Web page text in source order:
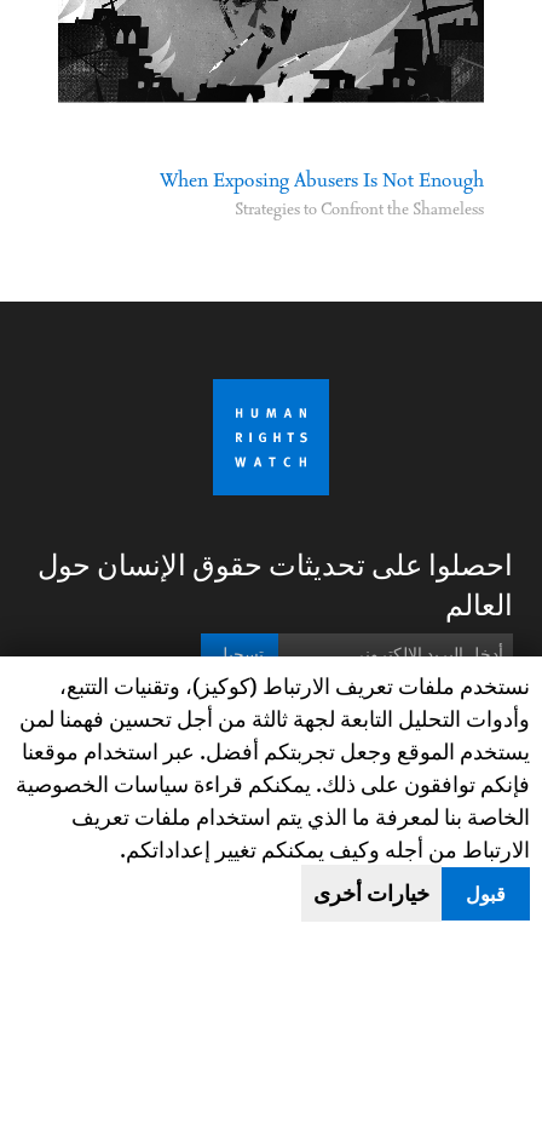
When Exposing Abusers Is Not Enough
Strategies to Confront the Shameless
احصلوا على تحديثات حقوق الإنسان حول
العالم
تسجيل
ابقوا على اتصال BlueSky
X
Footer
menu
خريطة الموقع Text Version
© 2026 Human Rights Watch
Human Rights Watch cookie preferences
نستخدم ملفات تعريف الارتباط (كوكيز)، وتقنيات التتبع،
وأدوات التحليل التابعة لجهة ثالثة من أجل تحسين فهمنا لمن
يستخدم الموقع وجعل تجربتكم أفضل. عبر استخدام موقعنا
فإنكم توافقون على ذلك. يمكنكم قراءة سياسات الخصوصية
الخاصة بنا لمعرفة ما الذي يتم استخدام ملفات تعريف
الارتباط من أجله وكيف يمكنكم تغيير إعداداتكم.
قبول خيارات أخرى